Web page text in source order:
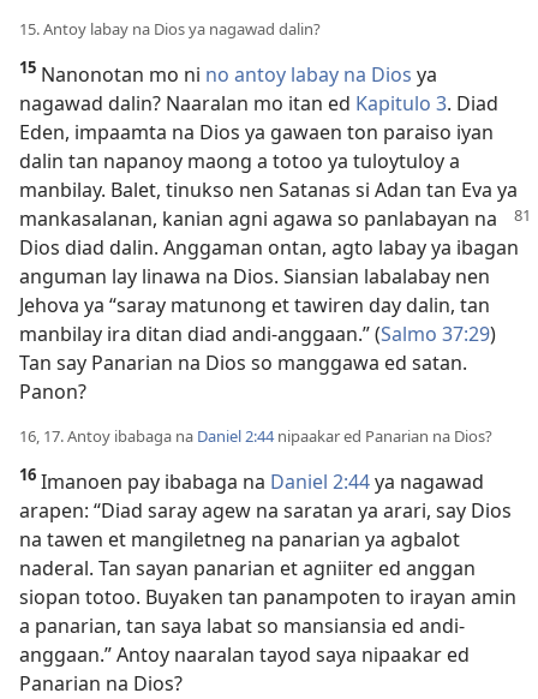
15. Antoy labay na Dios ya nagawad dalin?
15 Nanonotan mo ni no antoy labay na Dios ya
nagawad dalin? Naaralan mo itan ed Kapitulo 3. Diad
Eden, impaamta na Dios ya gawaen ton paraiso iyan
dalin tan napanoy maong a totoo ya tuloytuloy a
manbilay. Balet, tinukso nen Satanas si Adan tan Eva ya
mankasalanan, kanian agni agawa so panlabayan na
Dios diad dalin. Anggaman ontan, agto labay ya ibagan
anguman lay linawa na Dios. Siansian labalabay nen
Jehova ya “saray matunong et tawiren day dalin, tan
manbilay ira ditan diad andi-anggaan.” (Salmo 37:29)
Tan say Panarian na Dios so manggawa ed satan.
Panon?
16, 17. Antoy ibabaga na Daniel 2:44nipaakar ed Panarian na Dios?
16 Imanoen pay ibabaga na Daniel 2:44ya nagawad
arapen: “Diad saray agew na saratan ya arari, say Dios
na tawen et mangiletneg na panarian ya agbalot
naderal. Tan sayan panarian et agniiter ed anggan
siopan totoo. Buyaken tan panampoten to irayan amin
a panarian, tan saya labat so mansiansia ed andi-
anggaan.” Antoy naaralan tayod saya nipaakar ed
Panarian na Dios?